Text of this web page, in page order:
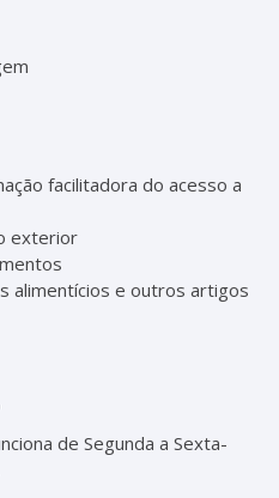
facilitadora do acesso a
exterior
alimentícios e outros artigos
de Segunda a Sexta-